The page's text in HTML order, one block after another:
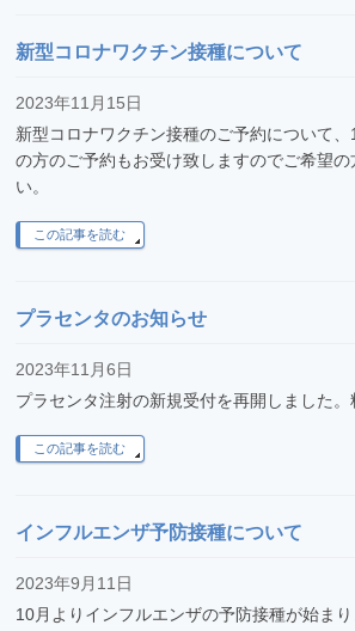
新型コロナワクチン接種について
2023年11月15日
新型コロナワクチン接種のご予約について
の方のご予約もお受け致しますのでご希望の
い。
この記事を読む
プラセンタのお知らせ
2023年11月6日
プラセンタ注射の新規受付を再開しました。
この記事を読む
インフルエンザ予防接種について
2023年9月11日
10月よりインフルエンザの予防接種が始ま